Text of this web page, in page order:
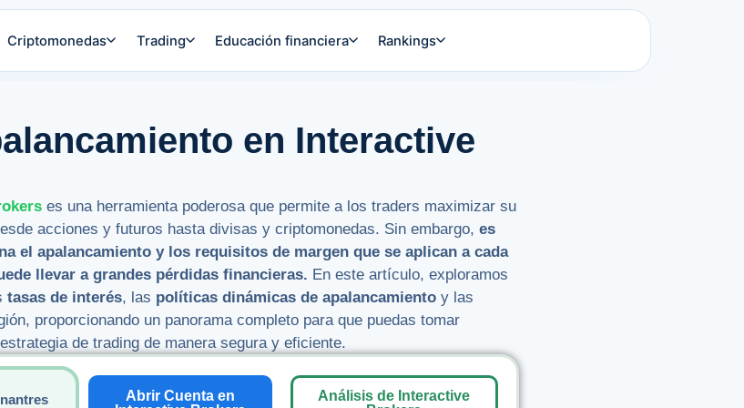
Criptomonedas Trading Educación financiera Rankings
en Interactive
es una herramienta poderosa que permite a los traders maximizar su
acciones y futuros hasta divisas y criptomonedas. Sin embargo, es
el apalancamiento y los requisitos de margen que se aplican a cada
llevar a grandes pérdidas financieras. En este artículo, exploramos
tasas de interés, las políticas dinámicas de apalancamiento y las
proporcionando un panorama completo para que puedas tomar
de trading de manera segura y eficiente.
Abrir Cuenta en
Análisis de Interactive